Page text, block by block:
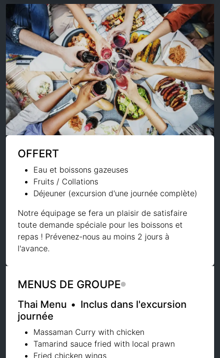
OFFERT
Eau et boissons gazeuses
Fruits / Collations
Déjeuner (excursion d'une journée complète)
Notre équipage se fera un plaisir de satisfaire
toute demande spéciale pour les boissons et
repas ! Prévenez-nous au moins 2 jours à
l'avance.
MENUS DE GROUPE
Thai Menu • Inclus dans l'excursion
journée
Massaman Curry with chicken
Tamarind sauce fried with local prawn
Fried chicken wings